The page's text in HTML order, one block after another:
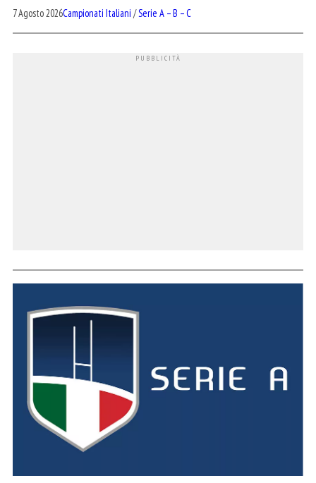
7 Agosto 2026Campionati Italiani /Serie A – B – C